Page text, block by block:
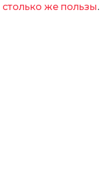
столько же пользы.